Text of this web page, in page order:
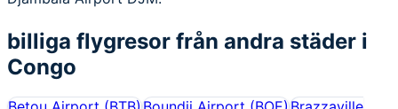
billiga flygresor från andra städer i
Congo